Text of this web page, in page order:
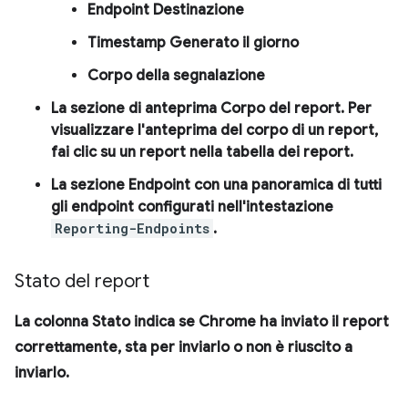
Endpoint Destinazione
Timestamp Generato il giorno
Corpodella segnalazione
La sezione di anteprima Corpo del report. Per
visualizzare l'anteprima del corpo di un report,
fai clic su un report nella tabella dei report.
La sezione Endpoint con una panoramica di tutti
gli endpoint configurati nell'intestazione
Reporting-Endpoints .
Stato del report
La colonna Statoindica se Chrome ha inviato il report
correttamente, sta per inviarlo o non è riuscito a
inviarlo.